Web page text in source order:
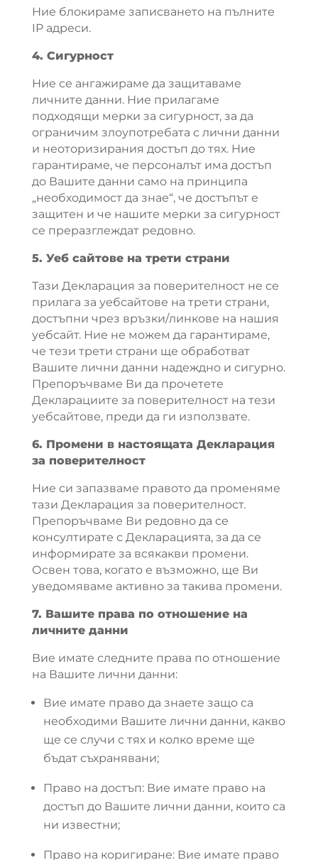
Ние блокираме записването на пълните
IP адреси.
4. Сигурност
Ние се ангажираме да защитаваме
личните данни. Ние прилагаме
подходящи мерки за сигурност, за да
ограничим злоупотребата с лични данни
и неоторизирания достъп до тях. Ние
гарантираме, че персоналът има достъп
до Вашите данни само на принципа
„необходимост да знае“, че достъпът е
защитен и че нашите мерки за сигурност
се преразглеждат редовно.
5. Уеб сайтове на трети страни
Тази Декларация за поверителност не се
прилага за уебсайтове на трети страни,
достъпни чрез връзки/линкове на нашия
уебсайт. Ние не можем да гарантираме,
че тези трети страни ще обработват
Вашите лични данни надеждно и сигурно.
Препоръчваме Ви да прочетете
Декларациите за поверителност на тези
уебсайтове, преди да ги използвате.
6. Промени в настоящата Декларация
за поверителност
Ние си запазваме правото да променяме
тази Декларация за поверителност.
Препоръчваме Ви редовно да се
консултирате с Декларацията, за да се
информирате за всякакви промени.
Освен това, когато е възможно, ще Ви
уведомяваме активно за такива промени.
7. Вашите права по отношение на
личните данни
Вие имате следните права по отношение
на Вашите лични данни:
Вие имате право да знаете защо са
необходими Вашите лични данни, какво
ще се случи с тях и колко време ще
бъдат съхранявани;
Право на достъп: Вие имате право на
достъп до Вашите лични данни, които са
ни известни;
Право на коригиране: Вие имате право